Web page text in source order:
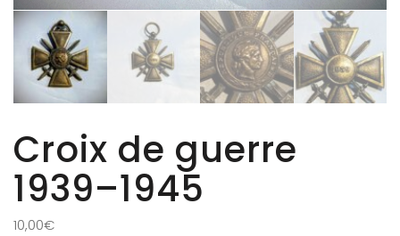
Croix de guerre
1939–1945
10,00€